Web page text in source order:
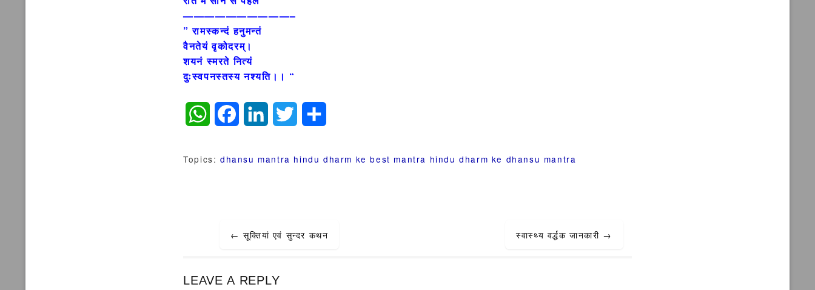
——————————–
” रामस्कन्दं हनुमन्तं
वैनतेयं वृकोदरम्।
शयनं स्मरते नित्यं
दुःस्वपनस्तस्य नश्यति।। “
WhatsAppFacebookLinkedInTwitter
Topics: dhansu mantra hindu dharm ke best mantra hindu dharm ke dhansu mantra
navigation
← सूक्तियां एवं सुन्दर कथन स्वास्थ्य वर्द्धक जानकारी →
LEAVE A REPLY